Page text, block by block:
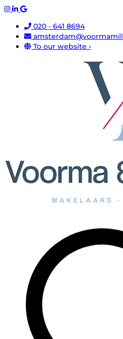
020 - 641 8694
To our website ›